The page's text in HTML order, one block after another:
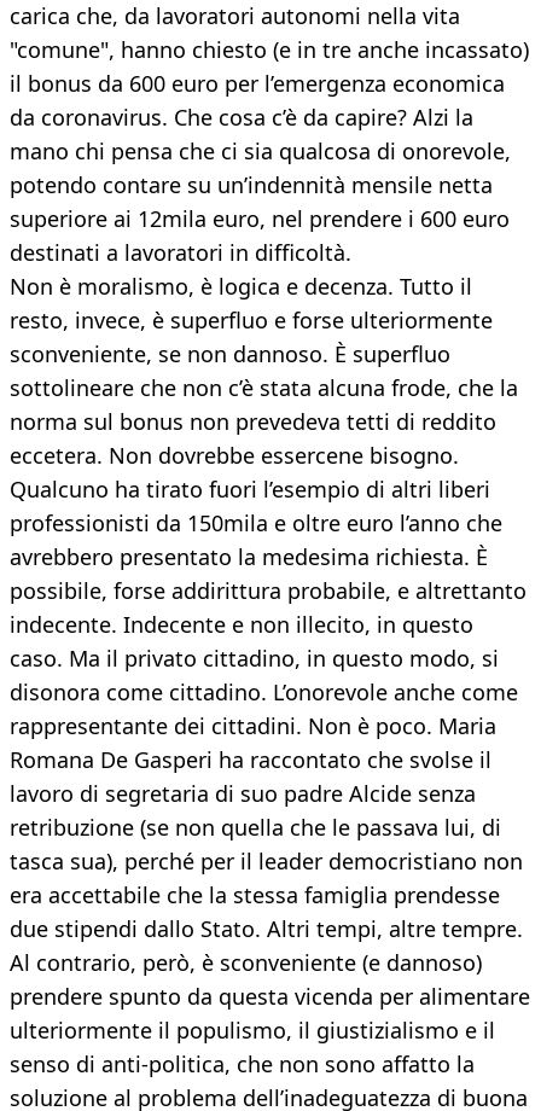
carica che, da lavoratori autonomi nella vita
"comune", hanno chiesto (e in tre anche incassato)
il bonus da 600 euro per l’emergenza economica
da coronavirus. Che cosa c’è da capire? Alzi la
mano chi pensa che ci sia qualcosa di onorevole,
potendo contare su un’indennità mensile netta
superiore ai 12mila euro, nel prendere i 600 euro
destinati a lavoratori in difficoltà.
Non è moralismo, è logica e decenza. Tutto il
resto, invece, è superfluo e forse ulteriormente
sconveniente, se non dannoso. È superfluo
sottolineare che non c’è stata alcuna frode, che la
norma sul bonus non prevedeva tetti di reddito
eccetera. Non dovrebbe essercene bisogno.
Qualcuno ha tirato fuori l’esempio di altri liberi
professionisti da 150mila e oltre euro l’anno che
avrebbero presentato la medesima richiesta. È
possibile, forse addirittura probabile, e altrettanto
indecente. Indecente e non illecito, in questo
caso. Ma il privato cittadino, in questo modo, si
disonora come cittadino. L’onorevole anche come
rappresentante dei cittadini. Non è poco. Maria
Romana De Gasperi ha raccontato che svolse il
lavoro di segretaria di suo padre Alcide senza
retribuzione (se non quella che le passava lui, di
tasca sua), perché per il leader democristiano non
era accettabile che la stessa famiglia prendesse
due stipendi dallo Stato. Altri tempi, altre tempre.
Al contrario, però, è sconveniente (e dannoso)
prendere spunto da questa vicenda per alimentare
ulteriormente il populismo, il giustizialismo e il
senso di anti-politica, che non sono affatto la
soluzione al problema dell’inadeguatezza di buona